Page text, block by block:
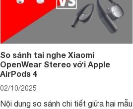
So sánh tai nghe Xiaomi
OpenWear Stereo với Apple
AirPods 4
02/10/2025
Nội dung so sánh chi tiết giữa hai mẫu